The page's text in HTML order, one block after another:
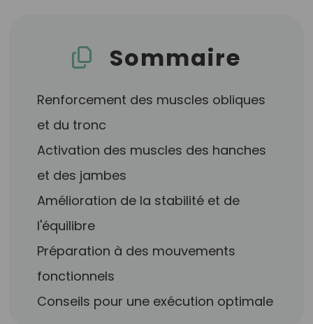
Sommaire
Renforcement des muscles obliques
et du tronc
Activation des muscles des hanches
et des jambes
Amélioration de la stabilité et de
l'équilibre
Préparation à des mouvements
fonctionnels
Conseils pour une exécution optimale